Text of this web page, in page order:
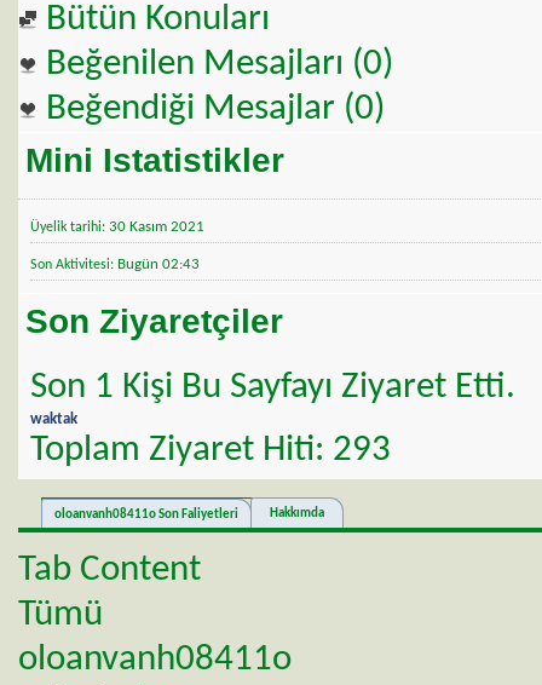
Bütün Konuları
Beğenilen Mesajları (0)
Beğendiği Mesajlar (0)
Mini Istatistikler
Üyelik tarihi 30 Kasım 2021
Son Aktivitesi Bugün 02:43
Son Ziyaretçiler
Son 1 Kişi Bu Sayfayı Ziyaret Etti.
waktak
Toplam Ziyaret Hiti: 293
oloanvanh08411o Son Faliyetleri Hakkımda
Tab Content
Tümü
oloanvanh08411o